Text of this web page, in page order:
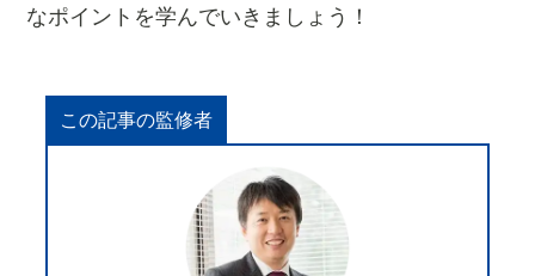
なポイントを学んでいきましょう！
この記事の監修者